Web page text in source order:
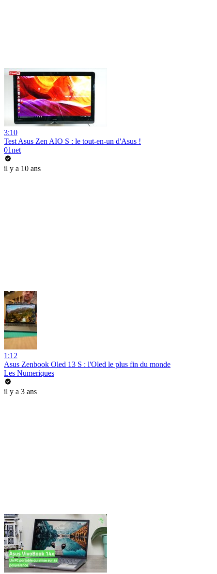
3:10
Test Asus Zen AIO S : le tout-en-un d'Asus !
01net
il y a 10 ans
1:12
Asus Zenbook Oled 13 S : l'Oled le plus fin du monde
Les Numeriques
il y a 3 ans